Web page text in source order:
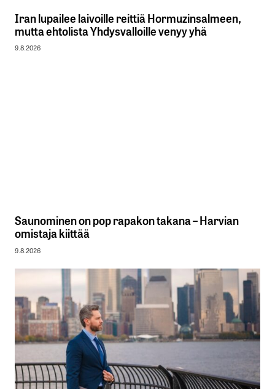
Iran lupailee laivoille reittiä Hormuzinsalmeen,
mutta ehtolista Yhdysvalloille venyy yhä
9.8.2026
Saunominen on pop rapakon takana – Harvian
omistaja kiittää
9.8.2026